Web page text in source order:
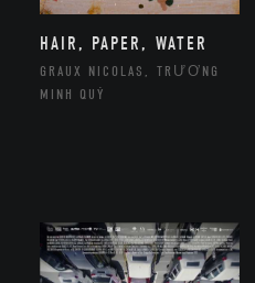
HAIR, PAPER, WATER
GRAUX NICOLAS, TRƯƠNG
MINH QUÝ